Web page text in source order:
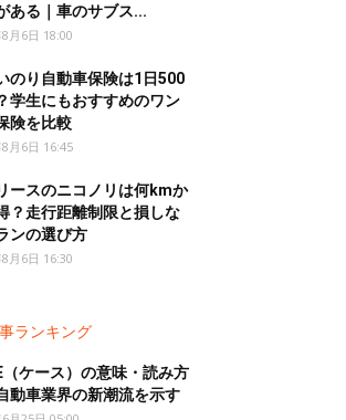
ある｜車のサブス...
月6日 18:00
のり自動車保険は1日500
学生にもおすすめのワン
険を比較
月6日 16:45
ースのニコノリは何kmか
？走行距離制限と損しな
ンの選び方
月6日 16:30
ランキング
（ケース）の意味・読み方
動車業界の新潮流を示す